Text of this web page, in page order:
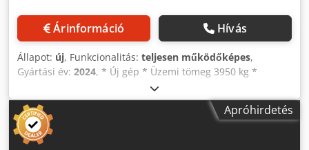
Árinformáció Hívás
Állapot: új, Funkcionalitás: teljesen működőképes,
Gyártási év: 2024, * Új gép * Üzemi tömeg 3950 kg *
Maximális üzemi súly 4315 kg * Statikus vonalterhelés 13,9
kg/cm * Dob szélessége 1300 mm Dodpfx Aowl Drhjf Ajkr *
EPA és CE
Apróhirdetés